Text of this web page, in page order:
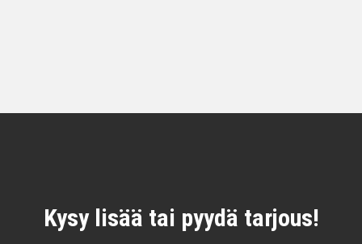
Kysy lisää tai pyydä tarjous!